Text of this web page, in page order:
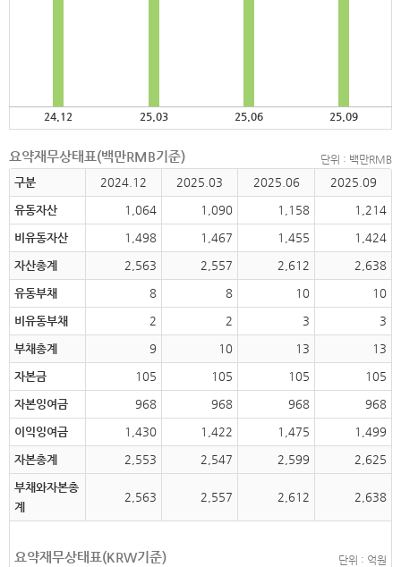
24.12 25.03 25.06 25.09
단위 : 백만RMB
요약재무상태표(백만RMB기준)
구분 2024.12 2025.03 2025.06 2025.09
유동자산 1,064 1,090 1,158 1,214
비유동자산 1,498 1,467 1,455 1,424
자산총계 2,563 2,557 2,612 2,638
유동부채 8 8 10 10
비유동부채 2 2 3 3
부채총계 9 10 13 13
자본금 105 105 105 105
자본잉여금 968 968 968 968
이익잉여금 1,430 1,422 1,475 1,499
자본총계 2,553 2,547 2,599 2,625
부채와자본총
계
2,563 2,557 2,612 2,638
단위 : 억원
요약재무상태표(KRW기준)